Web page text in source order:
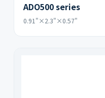
ADO500 series
0.91"×2.3"×0.57"